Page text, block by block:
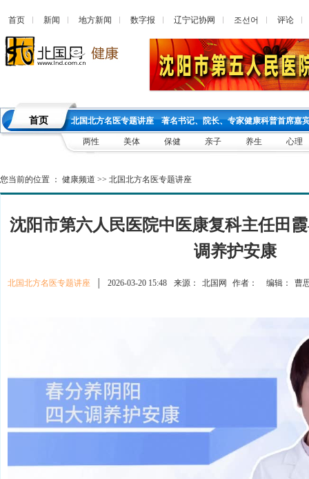
首页 新闻 地方新闻 数字报 辽宁记协网 조선어 评论
首页 北国北方名医专题讲座 著名书记、院长、专家健康科普首席嘉
两性 美体 保健 亲子 养生 心理
您当前的位置 ： 健康频道 >> 北国北方名医专题讲座
沈阳市第六人民医院中医康复科主任田
调养护安康
北国北方名医专题讲座 2026-03-20 15:48 来源： 北国网 作者： 编辑： 曹